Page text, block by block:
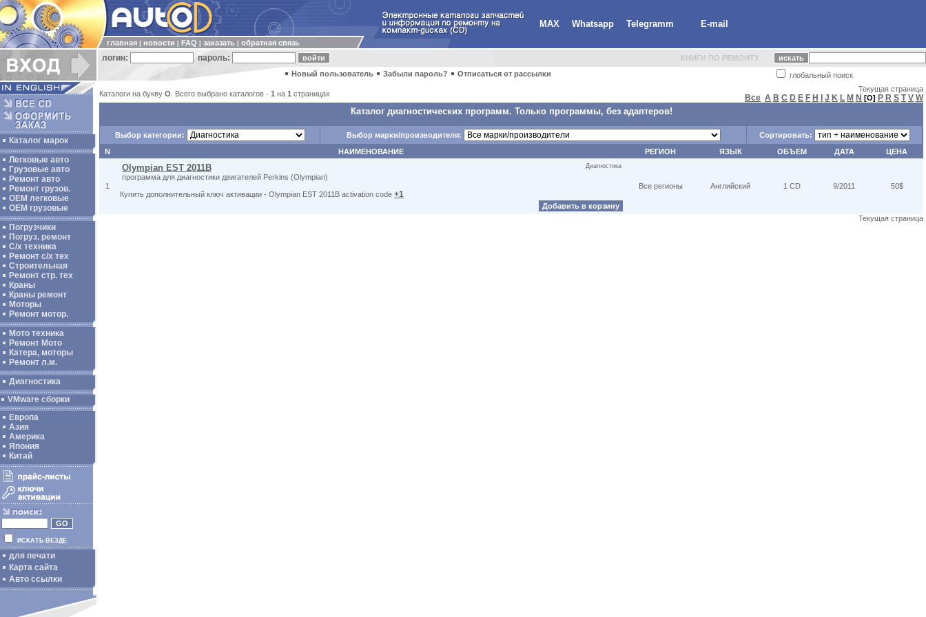
MAX Whatsapp Telegramm E-mail
главная новости FAQ заказать обратная связь
логин: пароль: КНИГИ ПО РЕМОНТУ
глобальный поиск
Новый пользователь Забыли пароль? Отписаться от рассылки
Каталог марок
Легковые авто
Грузовые авто
Ремонт авто
Ремонт грузов.
ОЕМ легковые
OEM грузовые
Погрузчики
Погруз. ремонт
С/х техника
Ремонт с/х тех
Строительная
Ремонт стр. тех
Краны
Краны ремонт
Моторы
Ремонт мотор.
Мото техника
Ремонт Мото
Катера, моторы
Ремонт л.м.
Диагностика
VMware сборки
Европа
Азия
Америка
Япония
Китай
ИСКАТЬ ВЕЗДЕ
для печати
Карта сайта
Авто ссылки
Каталоги на букву O . Всего выбрано каталогов - 1 на 1 страницах
Текущая страница
Все A B C D E F H J K L M N [O] P R S T V W
Каталог диагностических программ. Только программы, без адаптеров!
Выбор категории: Выбор марки/производителя:
Сортировать:
N
НАИМЕНОВАНИЕ РЕГИОН ЯЗЫК ОБЪЕМ ДАТА ЦЕНА
1
Olympian EST 2011B
программа для диагностики двигателей Perkins (Olympian)
Купить дополнительный ключ активации - Olympian EST 2011B activation code +1
Диагностика
Добавить в корзину
Все регионы Английский 1 CD 9/2011 50$
Текущая страница